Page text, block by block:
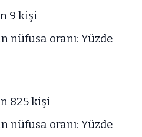
9 kişi
nüfusa oranı: Yüzde
825 kişi
nüfusa oranı: Yüzde